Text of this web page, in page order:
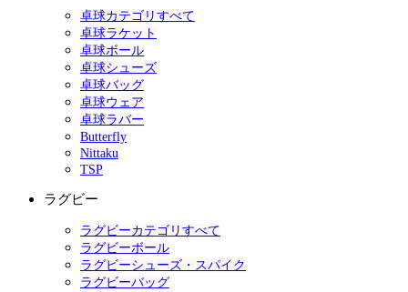
卓球カテゴリすべて
卓球ラケット
卓球ボール
卓球シューズ
卓球バッグ
卓球ウェア
卓球ラバー
Butterfly
Nittaku
TSP
ラグビー
ラグビーカテゴリすべて
ラグビーボール
ラグビーシューズ・スパイク
ラグビーバッグ